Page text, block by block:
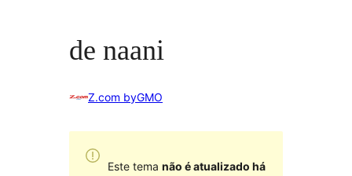
de naani
Z.com byGMO
Este tema não é atualizado há